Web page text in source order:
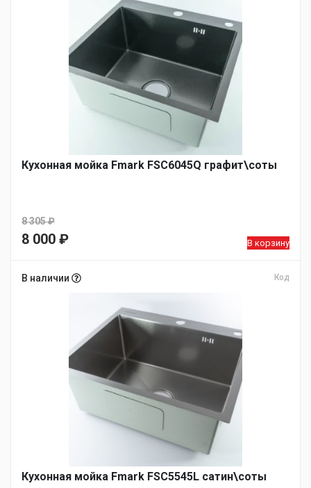
Кухонная мойка Fmark FSC6045Q графит\соты
8 305₽
Первоначальная
составляла
8 000 ₽
цена:
В корзину
В наличии Код
Кухонная мойка Fmark FSC5545L сатин\соты